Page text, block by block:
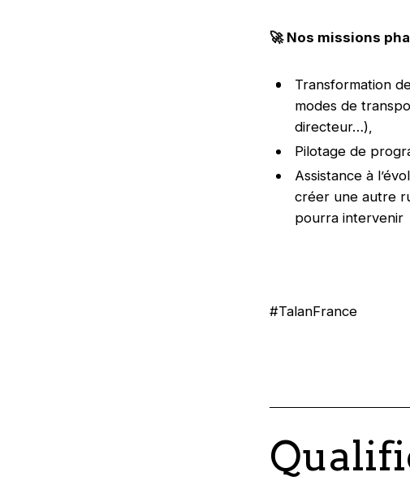
🚀 Nos missions
Transformation
modes de
directeur…),
Pilotage de
Assistance à
créer une autre
pourra intervenir
#TalanFrance